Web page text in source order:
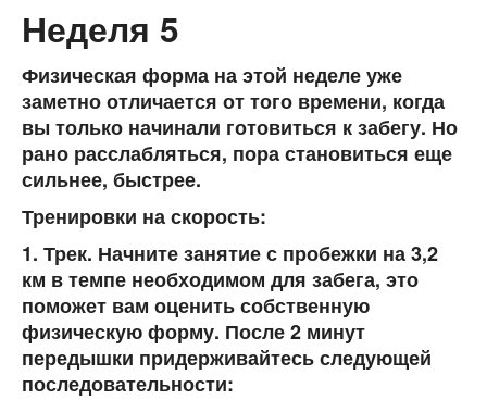
Неделя 5
Физическая форма на этой неделе уже
заметно отличается от того времени, когда
вы только начинали готовиться к забегу. Но
рано расслабляться, пора становиться еще
сильнее, быстрее.
Тренировки на скорость:
1. Трек. Начните занятие с пробежки на 3,2
км в темпе необходимом для забега, это
поможет вам оценить собственную
физическую форму. После 2 минут
передышки придерживайтесь следующей
последовательности: